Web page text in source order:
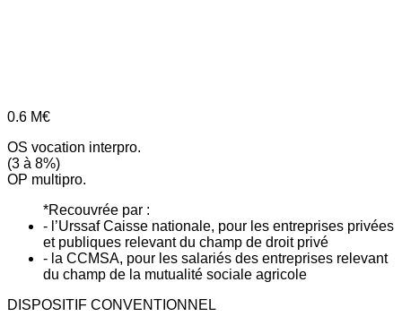
0.6 M€
OS vocation interpro.
(3 à 8%)
OP multipro.
*Recouvrée par :
- l’Urssaf Caisse nationale, pour les entreprises privées
et publiques relevant du champ de droit privé
- la CCMSA, pour les salariés des entreprises relevant
du champ de la mutualité sociale agricole
DISPOSITIF CONVENTIONNEL